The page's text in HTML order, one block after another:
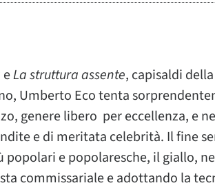
eLa struttura assente, capisaldi
Umberto Eco tenta
genere libero per eccellenza, e
e di meritata celebrità. Il fine
popolari e popolaresche, il giallo,
commissariale e adottando la